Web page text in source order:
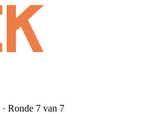
· Ronde 7 van 7